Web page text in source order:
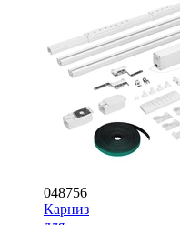
048756
Карниз